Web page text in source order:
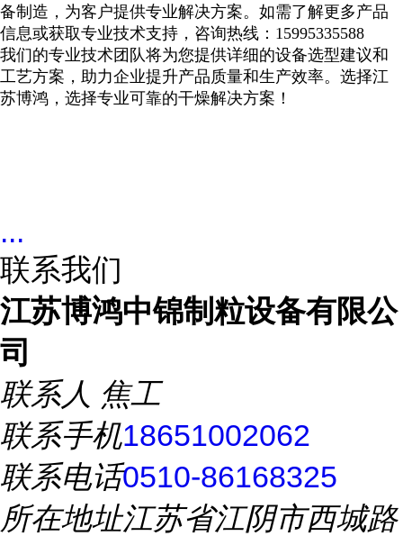
备制造，为客户提供专业解决方案。如需了解更多产品
信息或获取专业技术支持，咨询热线： 15995335588
我们的专业技术团队将为您提供详细的设备选型建议和
工艺方案，助力企业提升产品质量和生产效率。 选择江
苏博鸿，选择专业可靠的干燥解决方案！
...
联系我们
江苏博鸿中锦制粒设备有限公
司
联系人 焦工
联系手机18651002062
联系电话0510-86168325
所在地址江苏省江阴市西城路